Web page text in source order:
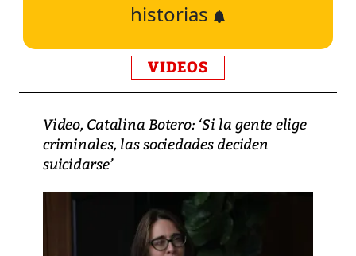
historias
VIDEOS
Video, Catalina Botero: ‘Si la gente elige
criminales, las sociedades deciden
suicidarse’